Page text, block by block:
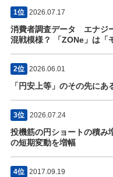
1位 2026.07.17
消費者調査データ エナジ
混戦模様？ 「ZONe」は「
2位 2026.06.01
「円安上等」のその先にあ
3位 2026.07.24
投機筋の円ショートの積み
の短期変動を増幅
4位 2017.09.19